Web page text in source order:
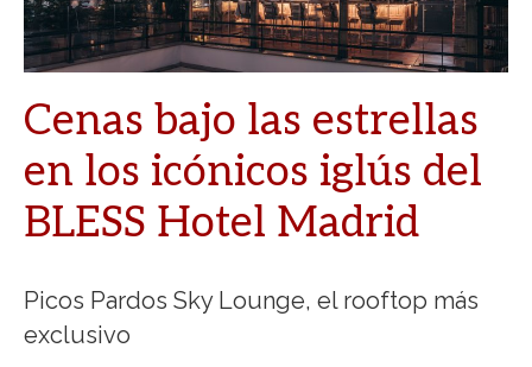
Cenas bajo las estrellas
en los icónicos iglús del
BLESS Hotel Madrid
Picos Pardos Sky Lounge, el rooftop más
exclusivo